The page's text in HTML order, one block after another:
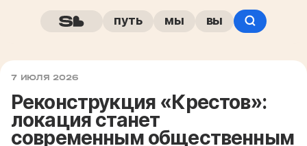
путь мы вы
7 ИЮЛЯ 2026
Реконструкция «Крестов»:
локация станет
современным общественным